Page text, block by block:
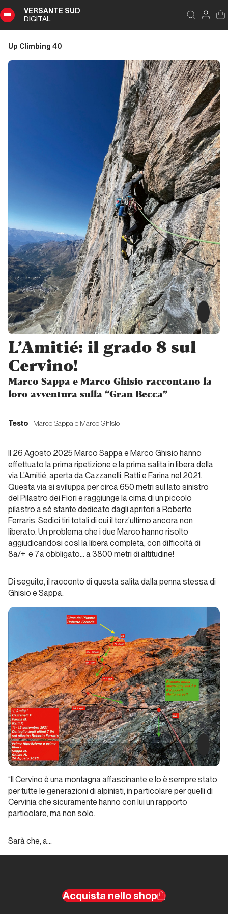
VERSANTE SUD
DIGITAL
Indice
Alpinisti
fuori
dagli
schemi?
Intervista
a John
“Verm”
Sherman
Unconventional
climbers
Pritchard:
un
viaggio
oltre i
limiti del
corpo e
della
mente
nella
e Arte
The
American
Dream
Unconventional
climbers
Charles
Albert
a piedi
nudi
climbers
L’Amitié: il grado 8 sul
Cervino!
Marco Sappa e Marco Ghisio raccontano la
loro avventura sulla “Gran Becca”
DIGITAL
Up Climbing 40
Testo Marco Sappa e Marco Ghisio
Il 26 Agosto 2025 Marco Sappa e Marco Ghisio hanno
effettuato la prima ripetizione e la prima salita in libera della
via L’Amitié, aperta da Cazzanelli, Ratti e Farina nel 2021.
Questa via si sviluppa per circa 650 metri sul lato sinistro
del Pilastro dei Fiori e raggiunge la cima di un piccolo
pilastro a sé stante dedicato dagli apritori a Roberto
Ferraris. Sedici tiri totali di cui il terz’ultimo ancora non
liberato. Un problema che i due Marco hanno risolto
aggiudicandosi così la libera completa, con difficoltà di
8a/+ e 7a obbligato… a 3800 metri di altitudine!
Di seguito, il racconto di questa salita dalla penna stessa di
Ghisio e Sappa.
“Il Cervino è una montagna affascinante e lo è sempre stato
per tutte le generazioni di alpinisti, in particolare per quelli di
Cervinia che sicuramente hanno con lui un rapporto
particolare, ma non solo.
Sarà che, a…
Acquista nello shop